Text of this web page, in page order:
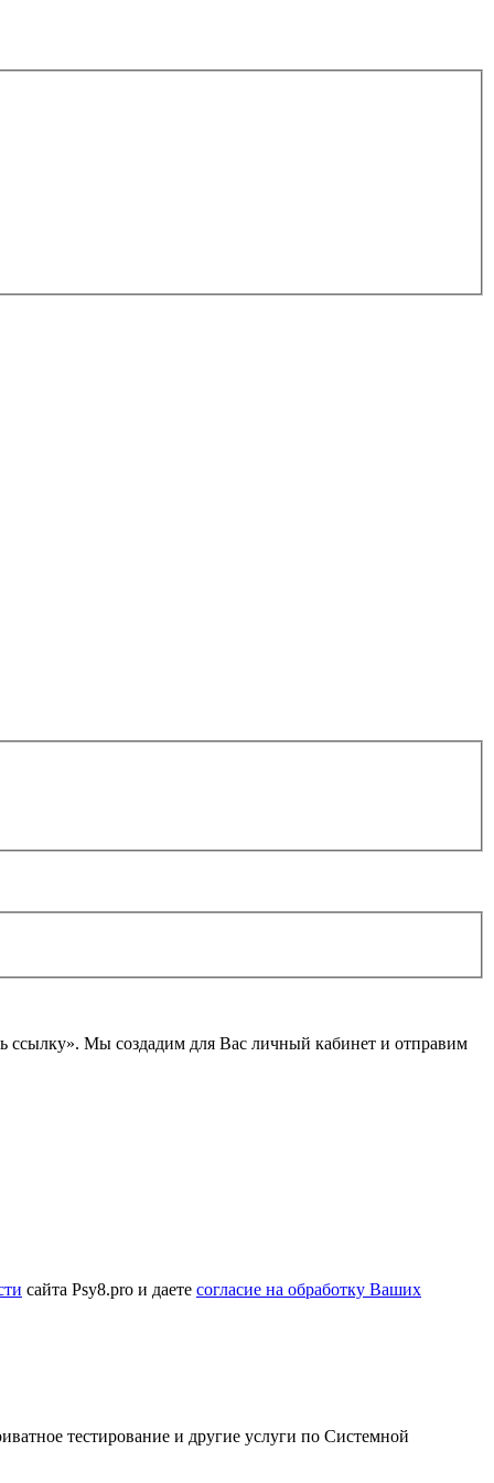
ссылку». Мы создадим для Вас личный кабинет и отправим
сайта Psy8.pro и даете согласие на обработку Ваших
тестирование и другие услуги по Системной